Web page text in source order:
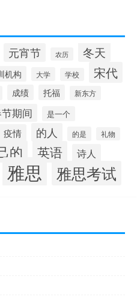
元宵节 农历 冬天
机构 大学 学校 宋代
成绩 托福 新东方
期间 是一个
疫情 的人 的是 礼物
的 英语 诗人
雅思 雅思考试